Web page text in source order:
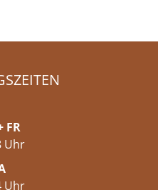
FR
Uhr
Uhr